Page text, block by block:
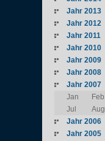
Jahr 2013
Jahr 2012
Jahr 2011
Jahr 2010
Jahr 2009
Jahr 2008
Jahr 2007
Jan
Feb
Jul
Aug
Jahr 2006
Jahr 2005